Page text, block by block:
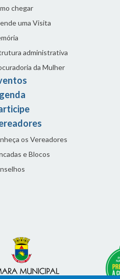
chegar
uma Visita
administrativa
da Mulher
os Vereadores
e Blocos